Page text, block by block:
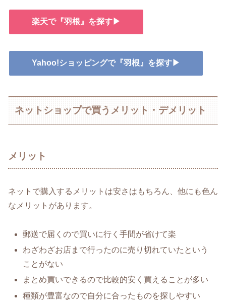
楽天で『羽根』を探す▶
Yahoo!ショッピングで『羽根』を探す▶
ネットショップで買うメリット・デメリット
メリット
ネットで購入するメリットは安さはもちろん、他にも色ん
なメリットがあります。
郵送で届くので買いに行く手間が省けて楽
わざわざお店まで行ったのに売り切れていたという
ことがない
まとめ買いできるので比較的安く買えることが多い
種類が豊富なので自分に合ったものを探しやすい